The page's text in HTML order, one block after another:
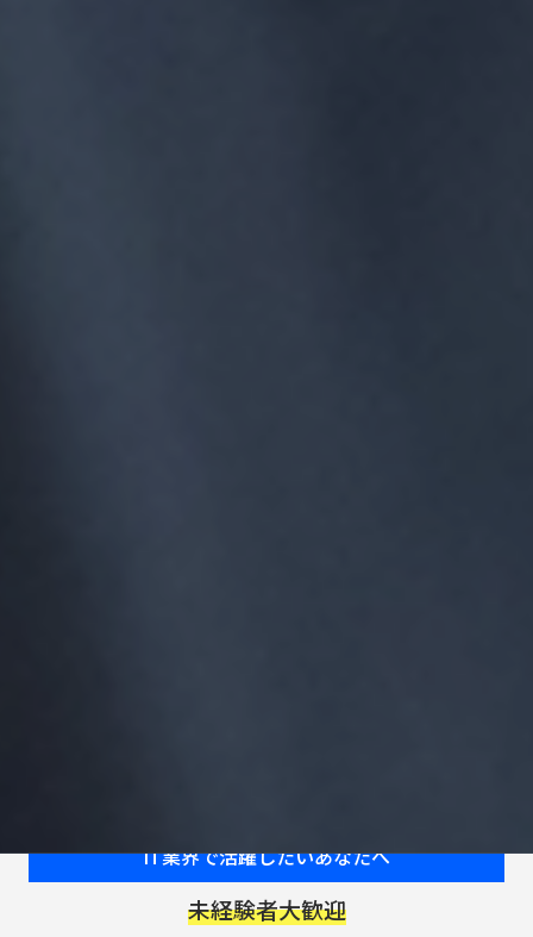
IT業界で活躍したいあなたへ
未経験者大歓迎